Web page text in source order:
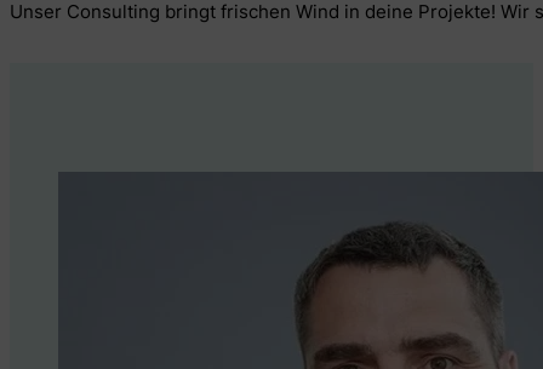
Unser Consulting bringt frischen Wind in deine Projekte!